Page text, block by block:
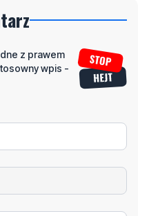
z prawem
wpis -